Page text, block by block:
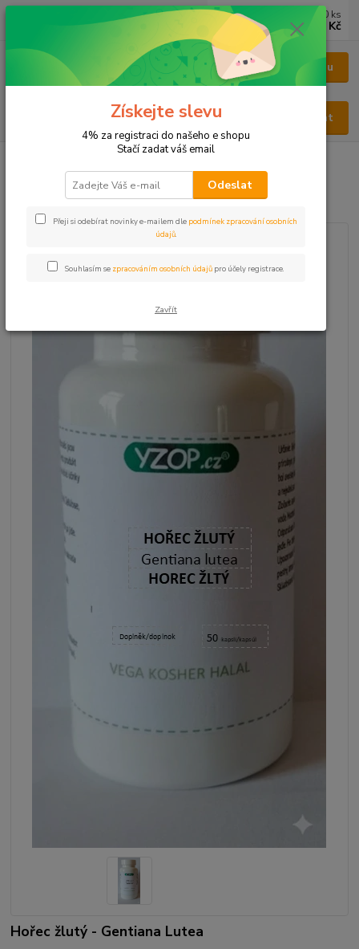
Menu
Hledat
0 ks
0 Kč
Bylinné kapsle Hořec žlutý
Hořec žlutý - Gentiana Lutea
Získejte slevu
4% za registraci do našeho e shopu
Stačí zadat váš email
Odeslat
Přeji si odebírat novinky e-mailem dle podmínek zpracování osobních
údajů.
Souhlasím se zpracováním osobních údajů pro účely registrace.
Zavřít